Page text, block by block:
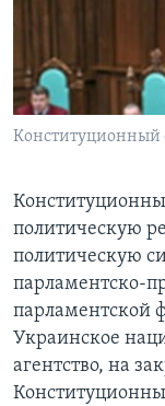
СОЦИАЛЬНЫЕ СЕТИ
Языки
Конституционный
политическую
политическую
парламентско-
парламентской
Украинское
агентство, на